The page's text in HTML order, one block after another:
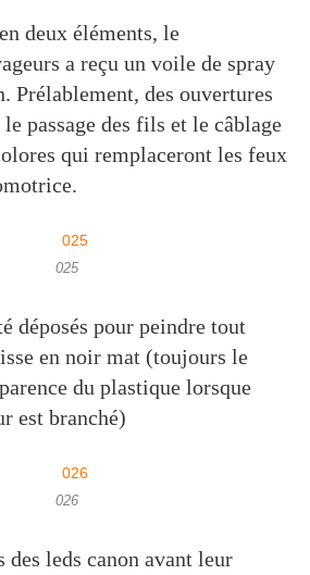
deux éléments, le
a reçu un voile de spray
Prélablement, des ouvertures
passage des fils et le câblage
qui remplaceront les feux
025
déposés pour peindre tout
en noir mat (toujours le
du plastique lorsque
est branché)
026
des leds canon avant leur